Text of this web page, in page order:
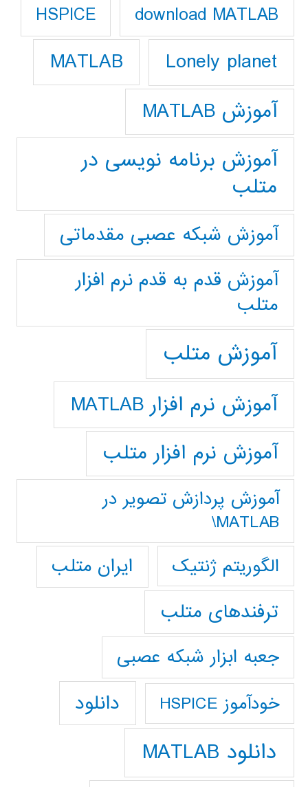
download MATLAB
HSPICE
Lonely planet
MATLAB
آموزش MATLAB
آموزش برنامه نویسی در
متلب
آموزش شبکه عصبی مقدماتی
آموزش قدم به قدم نرم افزار
متلب
آموزش متلب
آموزش نرم افزار MATLAB
آموزش نرم افزار متلب
آموزش پردازش تصوير در
MATLAB\
الگوریتم ژنتیک
ایران متلب
ترفندهای متلب
جعبه ابزار شبکه عصبی
خودآموز HSPICE دانلود
دانلود MATLAB